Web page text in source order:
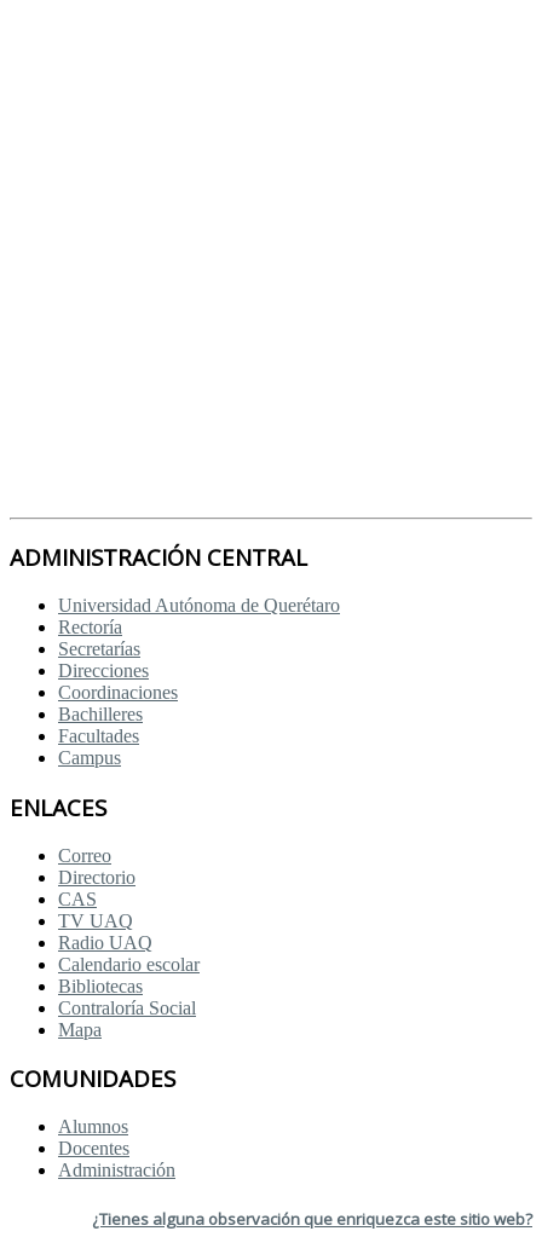
ADMINISTRACIÓN CENTRAL
Universidad Autónoma de Querétaro
Rectoría
Secretarías
Direcciones
Coordinaciones
Bachilleres
Facultades
Campus
ENLACES
Correo
Directorio
CAS
TV UAQ
Radio UAQ
Calendario escolar
Bibliotecas
Contraloría Social
Mapa
COMUNIDADES
Alumnos
Docentes
Administración
¿Tienes alguna observación que enriquezca este sitio web?